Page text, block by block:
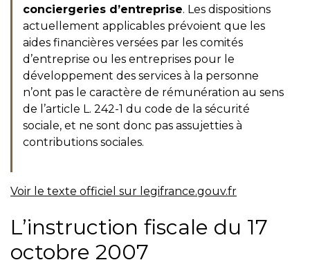
conciergeries d’entreprise. Les dispositions
actuellement applicables prévoient que les
aides financières versées par les comités
d’entreprise ou les entreprises pour le
développement des services à la personne
n’ont pas le caractère de rémunération au sens
de l’article L. 242-1 du code de la sécurité
sociale, et ne sont donc pas assujetties à
contributions sociales.
Voir le texte officiel sur legifrance.gouv.fr
L’instruction fiscale du 17
octobre 2007